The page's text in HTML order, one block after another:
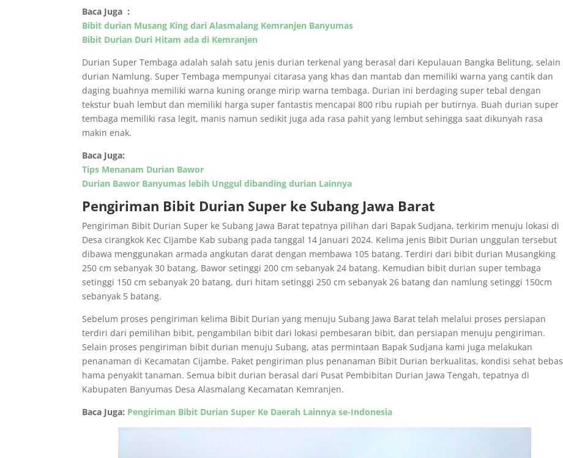
Baca Juga :
Bibit durian Musang King dari Alasmalang Kemranjen Banyumas
Bibit Durian Duri Hitam ada di Kemranjen
Durian Super Tembaga adalah salah satu jenis durian terkenal yang berasal dari Kepulauan Bangka Belitung, selain
durian Namlung. Super Tembaga mempunyai citarasa yang khas dan mantab dan memiliki warna yang cantik dan
daging buahnya memiliki warna kuning orange mirip warna tembaga. Durian ini berdaging super tebal dengan
tekstur buah lembut dan memiliki harga super fantastis mencapai 800 ribu rupiah per butirnya. Buah durian super
tembaga memiliki rasa legit, manis namun sedikit juga ada rasa pahit yang lembut sehingga saat dikunyah rasa
makin enak.
Baca Juga:
Tips Menanam Durian Bawor
Durian Bawor Banyumas lebih Unggul dibanding durian Lainnya
Pengiriman Bibit Durian Super ke Subang Jawa Barat
Pengiriman Bibit Durian Super ke Subang Jawa Barat tepatnya pilihan dari Bapak Sudjana, terkirim menuju lokasi di
Desa cirangkok Kec Cijambe Kab subang pada tanggal 14 Januari 2024. Kelima jenis Bibit Durian unggulan tersebut
dibawa menggunakan armada angkutan darat dengan membawa 105 batang. Terdiri dari bibit durian Musangking
250 cm sebanyak 30 batang, Bawor setinggi 200 cm sebanyak 24 batang. Kemudian bibit durian super tembaga
setinggi 150 cm sebanyak 20 batang, duri hitam setinggi 250 cm sebanyak 26 batang dan namlung setinggi 150cm
sebanyak 5 batang.
Sebelum proses pengiriman kelima Bibit Durian yang menuju Subang Jawa Barat telah melalui proses persiapan
terdiri dari pemilihan bibit, pengambilan bibit dari lokasi pembesaran bibit, dan persiapan menuju pengiriman.
Selain proses pengiriman bibit durian menuju Subang, atas permintaan Bapak Sudjana kami juga melakukan
penanaman di Kecamatan Cijambe. Paket pengiriman plus penanaman Bibit Durian berkualitas, kondisi sehat bebas
hama penyakit tanaman. Semua bibit durian berasal dari Pusat Pembibitan Durian Jawa Tengah, tepatnya di
Kabupaten Banyumas Desa Alasmalang Kecamatan Kemranjen.
Baca Juga: Pengiriman Bibit Durian Super Ke Daerah Lainnya se-Indonesia